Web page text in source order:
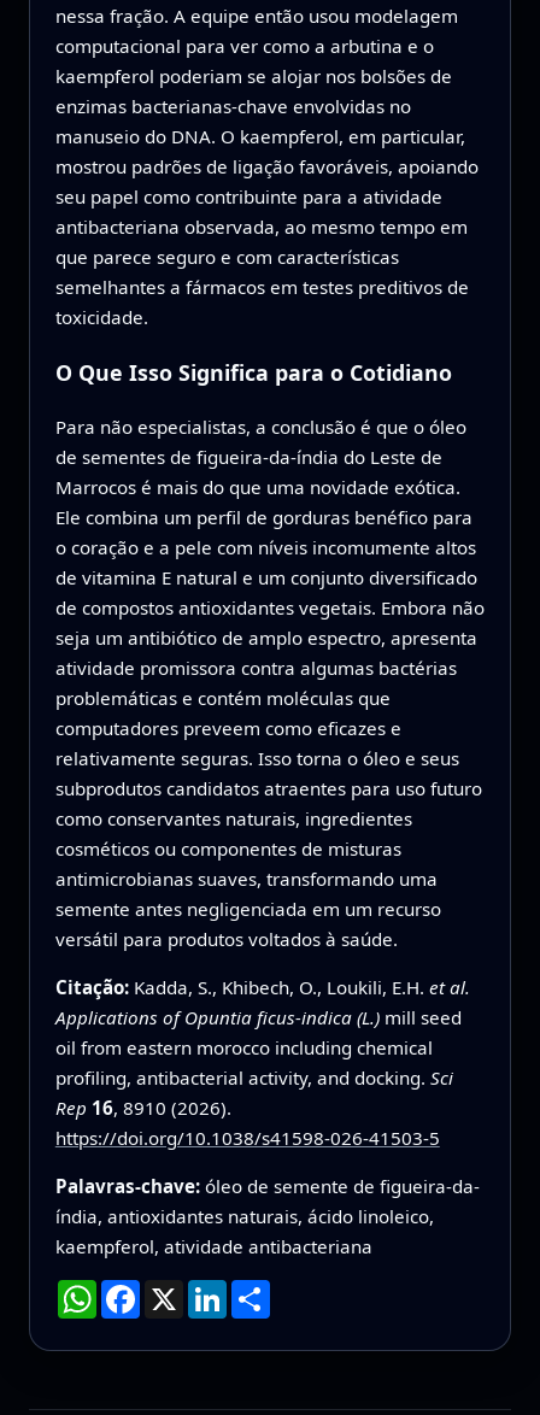
nessa fração. A equipe então usou modelagem
computacional para ver como a arbutina e o
kaempferol poderiam se alojar nos bolsões de
enzimas bacterianas-chave envolvidas no
manuseio do DNA. O kaempferol, em particular,
mostrou padrões de ligação favoráveis, apoiando
seu papel como contribuinte para a atividade
antibacteriana observada, ao mesmo tempo em
que parece seguro e com características
semelhantes a fármacos em testes preditivos de
toxicidade.
O Que Isso Significa para o Cotidiano
Para não especialistas, a conclusão é que o óleo
de sementes de figueira-da-índia do Leste de
Marrocos é mais do que uma novidade exótica.
Ele combina um perfil de gorduras benéfico para
o coração e a pele com níveis incomumente altos
de vitamina E natural e um conjunto diversificado
de compostos antioxidantes vegetais. Embora não
seja um antibiótico de amplo espectro, apresenta
atividade promissora contra algumas bactérias
problemáticas e contém moléculas que
computadores preveem como eficazes e
relativamente seguras. Isso torna o óleo e seus
subprodutos candidatos atraentes para uso futuro
como conservantes naturais, ingredientes
cosméticos ou componentes de misturas
antimicrobianas suaves, transformando uma
semente antes negligenciada em um recurso
versátil para produtos voltados à saúde.
Citação: Kadda, S., Khibech, O., Loukili, E.H. et al.
Applications of Opuntia ficus-indica (L.)mill seed
oil from eastern morocco including chemical
profiling, antibacterial activity, and docking. Sci
Rep 16, 8910 (2026).
https://doi.org/10.1038/s41598-026-41503-5
Palavras-chave: óleo de semente de figueira-da-
índia, antioxidantes naturais, ácido linoleico,
kaempferol, atividade antibacteriana
WhatsApp
Facebook
X LinkedInCompartilhar